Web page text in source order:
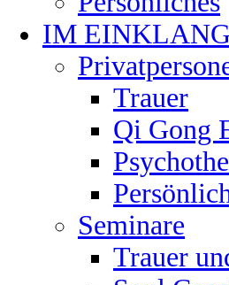
IM
Trauer
Qi Gong
Seminare
Trauer